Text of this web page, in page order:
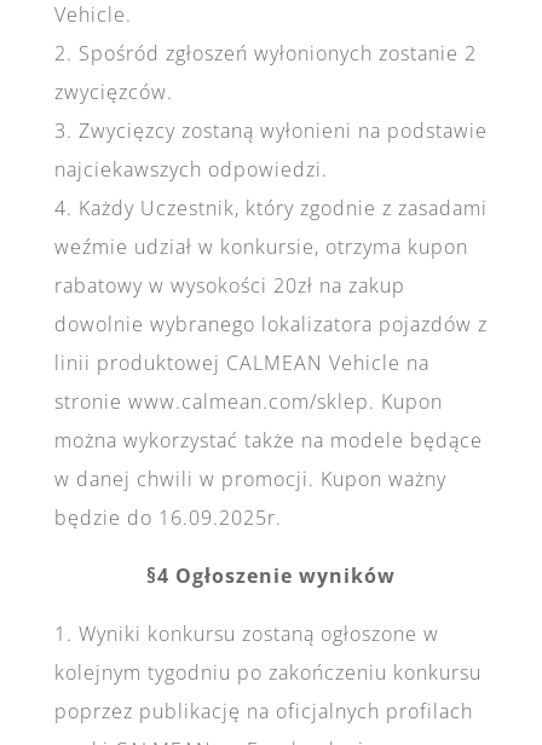
Vehicle.
2. Spośród zgłoszeń wyłonionych zostanie 2
zwycięzców.
3. Zwycięzcy zostaną wyłonieni na podstawie
najciekawszych odpowiedzi.
4. Każdy Uczestnik, który zgodnie z zasadami
weźmie udział w konkursie, otrzyma kupon
rabatowy w wysokości 20zł na zakup
dowolnie wybranego lokalizatora pojazdów z
linii produktowej CALMEAN Vehicle na
stronie www.calmean.com/sklep. Kupon
można wykorzystać także na modele będące
w danej chwili w promocji. Kupon ważny
będzie do 16.09.2025r.
§4 Ogłoszenie wyników
1. Wyniki konkursu zostaną ogłoszone w
kolejnym tygodniu po zakończeniu konkursu
poprzez publikację na oficjalnych profilach